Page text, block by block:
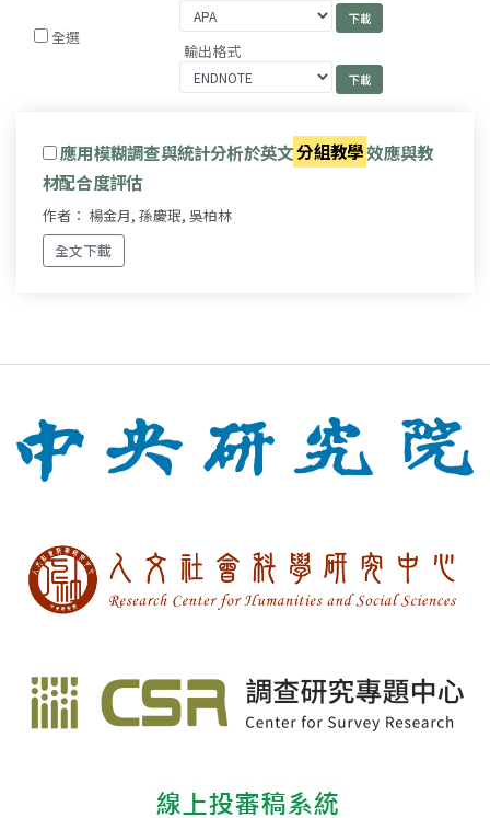
全選
輸出格式
應用模糊調查與統計分析於英文分組教學效應與教
材配合度評估
作者： 楊金月, 孫慶珉, 吳柏林
全文下載